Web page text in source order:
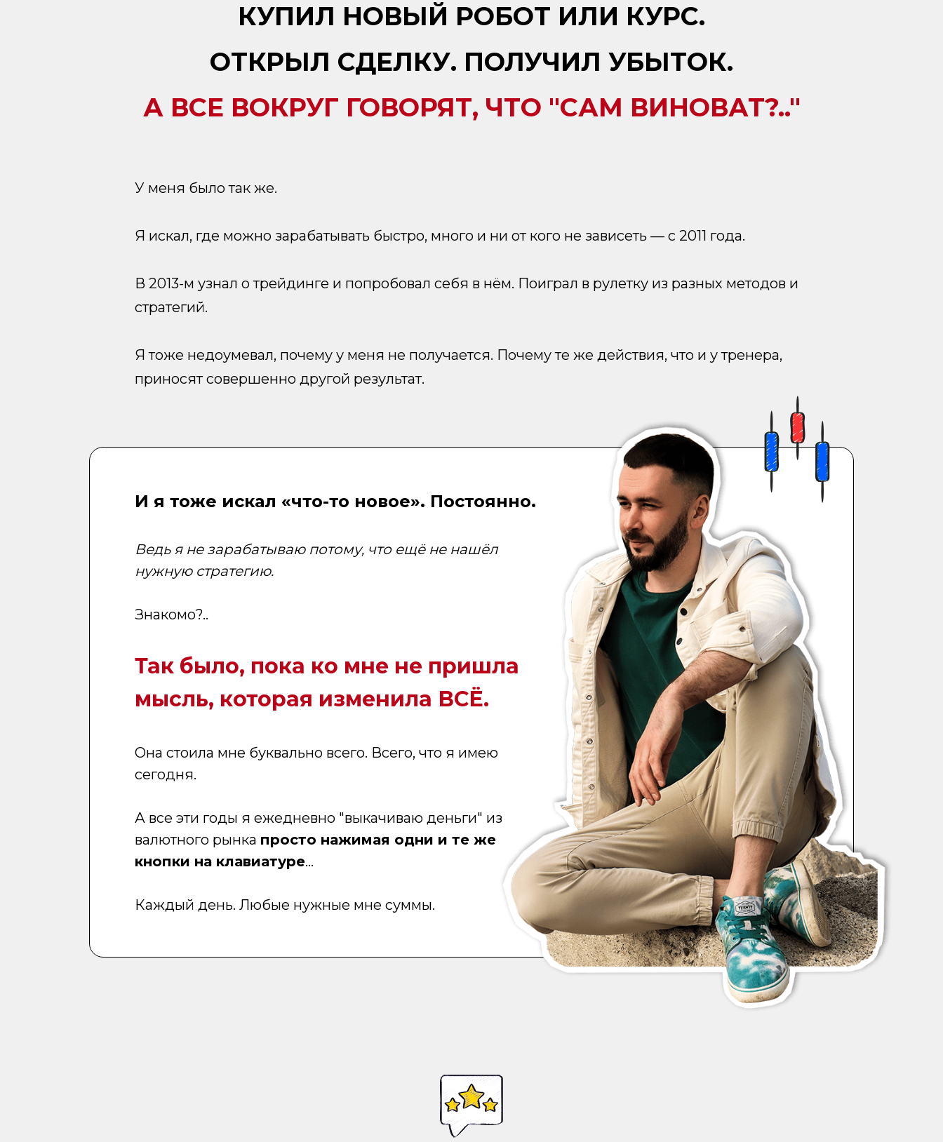
КУПИЛ НОВЫЙ РОБОТ ИЛИ КУРС.
ОТКРЫЛ СДЕЛКУ. ПОЛУЧИЛ УБЫТОК.
А ВСЕ ВОКРУГ ГОВОРЯТ, ЧТО "САМ ВИНОВАТ?.."
У меня было так же.
Я искал, где можно зарабатывать быстро, много и ни от кого не зависеть — с 2011 года.
В 2013-м узнал о трейдинге и попробовал себя в нём. Поиграл в рулетку из разных методов и
стратегий.
Я тоже недоумевал, почему у меня не получается. Почему те же действия, что и у тренера,
приносят совершенно другой результат.
И я тоже искал «что-то новое». Постоянно.
Ведь я не зарабатываю потому, что ещё не нашёл
нужную стратегию.
Знакомо?..
Она стоила мне буквально всего. Всего, что я имею
сегодня.
А все эти годы я ежедневно "выкачиваю деньги" из
валютного рынка просто нажимая одни и те же
кнопки на клавиатуре...
Каждый день. Любые нужные мне суммы.
Так было, пока ко мне не пришла
мысль, которая изменила ВСЁ.